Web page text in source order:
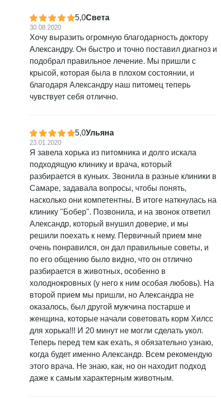
5,0Света
30.08.2020
Хочу выразить огромную благодарность доктору
Александру. Он быстро и точно поставил диагноз и
подобрал правильное лечение. Мы пришли с
крысой, которая была в плохом состоянии, и
благодаря Александру наш питомец теперь
чувствует себя отлично.
5,0Ульяна
23.01.2020
Я завела хорька из питомника и долго искала
подходящую клинику и врача, который
разбирается в куньих. Звонила в разные клиники в
Самаре, задавала вопросы, чтобы понять,
насколько они компетентны. В итоге наткнулась на
клинику "Бобер". Позвонила, и на звонок ответил
Александр, который внушил доверие, и мы
решили поехать к нему. Первичный прием мне
очень понравился, он дал правильные советы, и
по его общению было видно, что он отлично
разбирается в животных, особенно в
холоднокровных (у него к ним особая любовь). На
второй прием мы пришли, но Александра не
оказалось, был другой мужчина постарше и
женщина, которые начали советовать корм Хилсс
для хорька!!! И 20 минут не могли сделать укол.
Теперь перед тем как ехать, я обязательно узнаю,
когда будет именно Александр. Всем рекомендую
этого врача. Не знаю, как, но он находит подход
даже к самым характерным животным.